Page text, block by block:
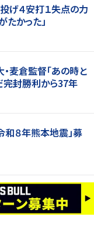
げ４安打１失点の力
かった」
麦倉監督「あの時と
完封勝利から37年
和８年熊本地震」募